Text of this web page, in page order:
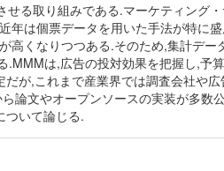
る取り組みである.マーケティング
年は個票データを用いた手法が特に
高くなりつつある.そのため,集計デー
は,広告の投対効果を把握し,予
が,これまで産業界では調査会社や
論文やオープンソースの実装が多数
ついて論じる.